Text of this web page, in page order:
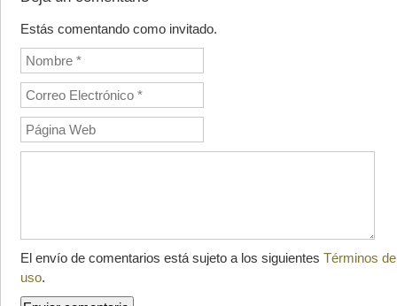
Estás comentando como invitado.
El envío de comentarios está sujeto a los siguientes Términos de
uso.